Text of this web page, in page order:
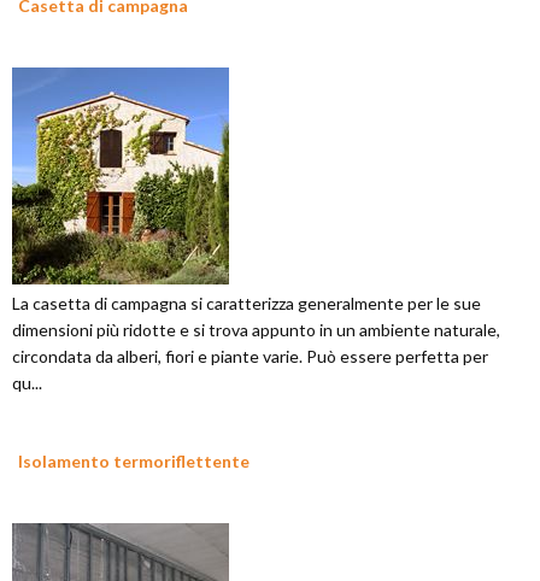
Casetta di campagna
La casetta di campagna si caratterizza generalmente per le sue
dimensioni più ridotte e si trova appunto in un ambiente naturale,
circondata da alberi, fiori e piante varie. Può essere perfetta per
qu...
Isolamento termoriflettente